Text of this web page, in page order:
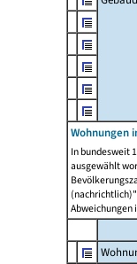
Wohnungen
In bundesweit
ausgewählt
Abweichungen